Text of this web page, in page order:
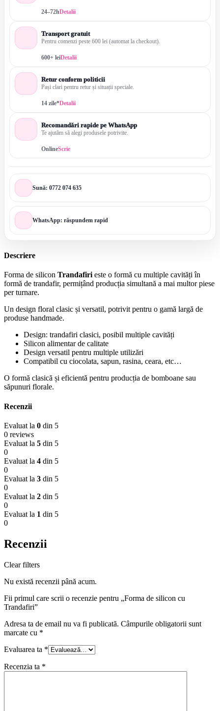
24–72hDetalii
Transport gratuit
Pentru comenzi peste 600 lei (automat la checkout).
600+ leiDetalii
Retur conform politicii
Pași clari pentru retur și situații speciale.
14 zile*Detalii
Recomandări rapide pe WhatsApp
Te ajutăm să alegi produsele potrivite.
OnlineScrie
Sună: 0772 074 635
WhatsApp: răspundem rapid
Descriere
Forma de silicon Trandafirieste o formă cu multiple cavități în
formă de trandafir, permițând producția simultană a mai multor piese
per turnare.
Un design floral clasic și versatil, potrivit pentru o gamă largă de
produse handmade.
Design: trandafiri clasici, posibil multiple cavități
Silicon alimentar de calitate
Design versatil pentru multiple utilizări
Compatibil cu ciocolata, sapun, rasina, ceara, etc…
O formă clasică și eficientă pentru producția de bomboane sau
săpunuri florale.
Recenzii
Evaluat la 0 din 5
0 reviews
Evaluat la 5 din 5
0
Evaluat la 4 din 5
0
Evaluat la 3 din 5
0
Evaluat la 2 din 5
0
Evaluat la 1 din 5
0
Recenzii
Clear filters
Nu există recenzii până acum.
Fii primul care scrii o recenzie pentru „Forma de silicon cu
Trandafiri”
Adresa ta de email nu va fi publicată. Câmpurile obligatorii sunt
marcate cu *
Evaluarea ta *
Recenzia ta *